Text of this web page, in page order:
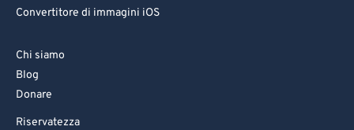
Convertitore di immagini iOS
Chi siamo
Blog
Donare
Riservatezza